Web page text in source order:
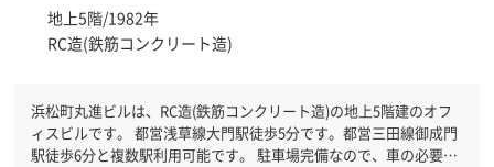
地上5階/1982年
RC造(鉄筋コンクリート造)
浜松町丸進ビルは、RC造(鉄筋コンクリート造)の地上5階建のオフ
ィスビルです。 都営浅草線大門駅徒歩5分です。都営三田線御成門
駅徒歩6分と複数駅利用可能です。 駐車場完備なので、車の必要な